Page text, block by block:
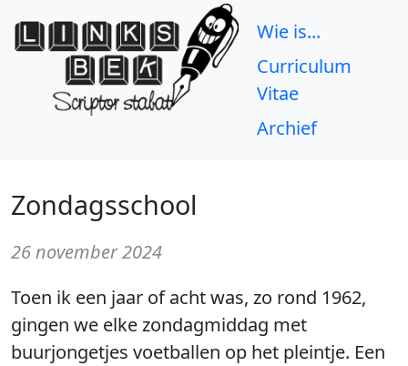
Wie is...
Curriculum
Vitae
Archief
Zondagsschool
26 november 2024
Toen ik een jaar of acht was, zo rond 1962,
gingen we elke zondagmiddag met
buurjongetjes voetballen op het pleintje. Een